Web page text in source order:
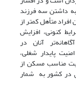
داشتن سه فرزند
متأهل کمتر از
کنونی، افزایش
آنان در
پایدار شغلی،
مناسب مسکن از
در کشور به شمار